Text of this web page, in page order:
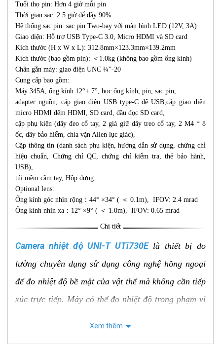
Tuổi thọ pin: Hơn 4 giờ mỗi pin
Thời gian sạc: 2.5 giờ để đầy 90%
Hệ thống sạc pin: sạc pin Two-bay với màn hình LED (12V, 3A)
Giao diện: Hỗ trợ USB Type-C 3.0, Micro HDMI và SD card
Kích thước (H x W x L): 312.8mm×123.3mm×139.2mm
Kích thước (bao gồm pin): ＜1.0kg (không bao gồm ống kính)
Chân gắn máy: giao điện UNC ¼"-20
Cung cấp bao gồm:
Máy 345A, ống kính 12°+ 7°, bọc ống kính, pin, sạc pin,
adapter nguồn, cáp giao diện USB type-C đế USB,cáp giao diện
micro HDMI đếm HDMI, SD card, đầu đọc SD card,
cặp phụ kiện (dây đeo cổ tay, 2 giá giữ dây treo cổ tay, 2 M4 * 8
ốc, dây bảo hiểm, chìa vặn Allen lục giác),
Cặp thông tin (danh sách phụ kiện, hướng dẫn sử dụng, chứng chỉ
hiệu chuẩn, Chứng chỉ QC, chứng chỉ kiểm tra, thẻ bảo hành,
USB),
túi mềm cầm tay, Hộp đựng.
Optional lens:
Ống kính góc nhìn rộng：44° ×34° ( ＜ 0.1m), IFOV: 2.4 mrad
Ống kính nhìn xa：12° ×9° ( ＜ 1.0m), IFOV: 0.65 mrad
Chi tiết
Camera nhiệt độ UNI-T UTi730E là thiết bị đo
lường chuyên dụng sử dụng công nghệ hồng ngoại
để đo nhiệt độ bề mặt của vật thể mà không cần tiếp
xúc trực tiếp. Máy có thể đo nhiệt độ trong phạm vi
Xem thêm